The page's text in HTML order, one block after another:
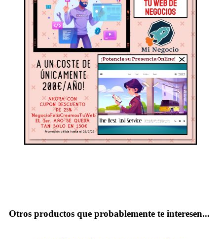
Otros productos que probablemente te interesen...